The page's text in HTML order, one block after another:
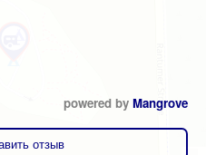
powered by Mangrove
отзыв